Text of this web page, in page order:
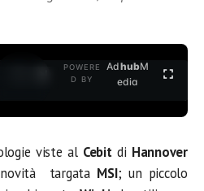
POWERE
D BY
AdhubM
edia
viste al Cebitdi Hannover
novità targata MSI; un piccolo